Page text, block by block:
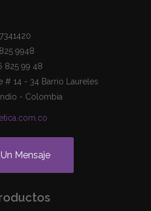
9948
825 99 48
# 14 - 34 Barrio Laureles
- Colombia
Un Mensaje